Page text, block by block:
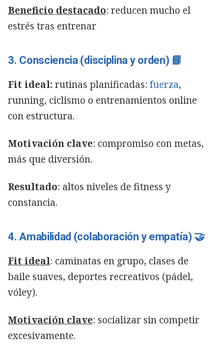
Beneficio destacado: reducen mucho el
estrés tras entrenar
3. Consciencia (disciplina y orden) 📘
Fit ideal: rutinas planificadas: fuerza,
running, ciclismo o entrenamientos online
con estructura.
Motivación clave: compromiso con metas,
más que diversión.
Resultado: altos niveles de fitness y
constancia.
4. Amabilidad (colaboración y empatía) 🤝
Fit ideal: caminatas en grupo, clases de
baile suaves, deportes recreativos (pádel,
vóley).
Motivación clave: socializar sin competir
excesivamente.